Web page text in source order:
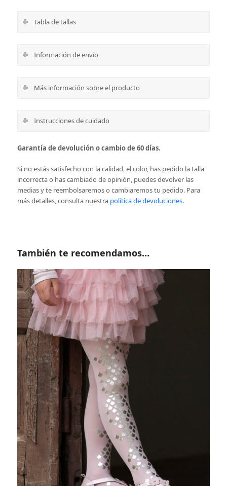
Tabla de tallas
Información de envío
Más información sobre el producto
Instrucciones de cuidado
Garantía de devolución o cambio de 60 días.
Si no estás satisfecho con la calidad, el color, has pedido la talla
incorrecta o has cambiado de opinión, puedes devolver las
medias y te reembolsaremos o cambiaremos tu pedido. Para
más detalles, consulta nuestra política de devoluciones.
También te recomendamos…